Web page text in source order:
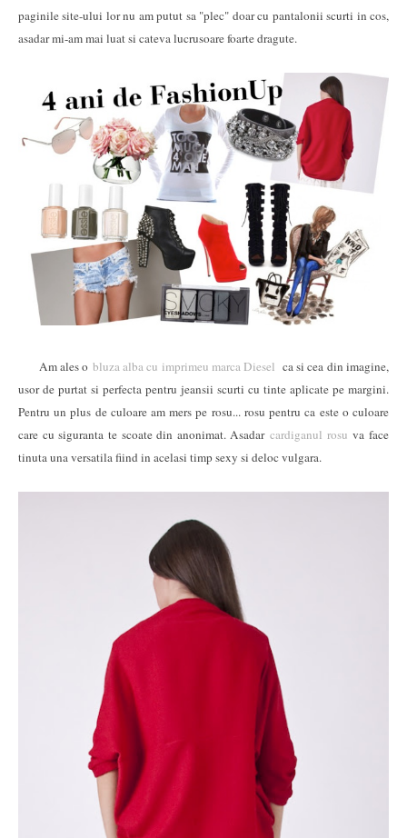
paginile site-ului lor nu am putut sa "plec" doar cu pantalonii scurti in cos,
asadar mi-am mai luat si cateva lucrusoare foarte dragute.
Am ales o bluza alba cu imprimeu marca Diesel ca si cea din imagine,
usor de purtat si perfecta pentru jeansii scurti cu tinte aplicate pe margini.
Pentru un plus de culoare am mers pe rosu... rosu pentru ca este o culoare
care cu siguranta te scoate din anonimat. Asadarcardiganul rosu va face
tinuta una versatila fiind in acelasi timp sexy si deloc vulgara.